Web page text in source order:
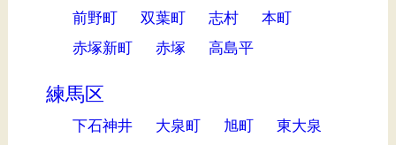
前野町 双葉町 志村
本町
赤塚新町
赤塚 高島平
練馬区
下石神井 大泉町 旭町
東大泉